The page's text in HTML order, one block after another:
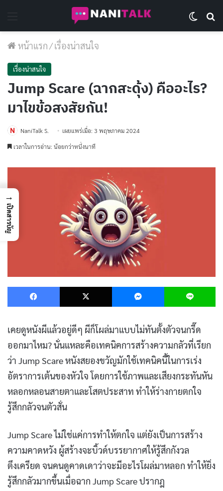
หน้าแรก/เรื่องน่าสนใจ
เรื่องน่าสนใจ
Jump Scare (ฉากสะดุ้ง) คืออะไร?
มาไขข้อสงสัยกัน!
NaniTalk S.
เผยแพร่เมื่อ: 3 พฤษภาคม 2024
เวลาในการอ่าน: น้อยกว่าหนึ่งนาที
Facebook X Messenger
เคยดูหนังผีแล้วอยู่ดีๆ ผีก็โผล่มาแบบไม่ทันตั้งตัวจนกรี๊ด
ออกมาไหม? นั่นแหละคือเทคนิคการสร้างความกลัวที่เรียก
ว่า Jump Scare หนังสยองขวัญมักใช้เทคนิคนี้ในการเร่ง
อัตราการเต้นของหัวใจ โดยการใช้ภาพและเสียงกระทันหัน
หลอกหลอนสายตาและโสตประสาท ทำให้ร่างกายตกใจ
รู้สึกกลัวจนตัวสั่น
Jump Scare ไม่ใช่แค่การทำให้ตกใจ แต่ยังเป็นการสร้าง
ความคาดหวัง ผู้สร้างจะบิ้วด์บรรยากาศให้รู้สึกกังวล
ตึงเครียด จนคนดูคาดเดาว่าจะมีอะไรโผล่มาหลอก ทำให้ยิ่ง
รู้สึกกลัวมากขึ้นเมื่อฉาก Jump Scare ปรากฎ
→
เปิดสารบัญ